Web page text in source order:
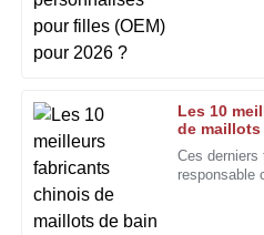
Les 10
de maillots
aux États-
Ces
responsable
11 Janvier 2026
N
Nancy
Robinson
La qualité est indéniable.
équipe après-vente très